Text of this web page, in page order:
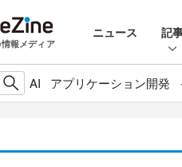
報メディア
ニュース 記
AI アプリケーション開発